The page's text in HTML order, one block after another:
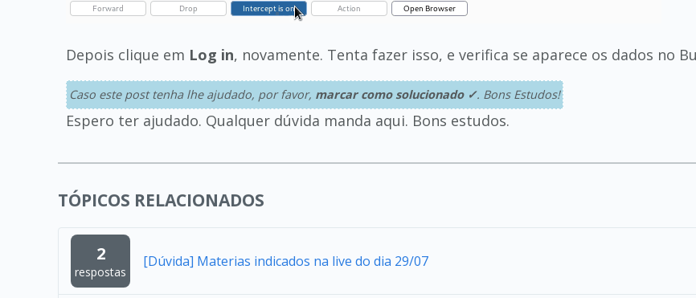
Depois clique em Log in, novamente. Tenta fazer isso, e verifica se aparece os dados no
Caso este post tenha lhe ajudado, por favor, marcar como solucionado ✓. Bons Estudos!
Espero ter ajudado. Qualquer dúvida manda aqui. Bons estudos.
TÓPICOS RELACIONADOS
2
respostas
[Dúvida] Materias indicados na live do dia 29/07